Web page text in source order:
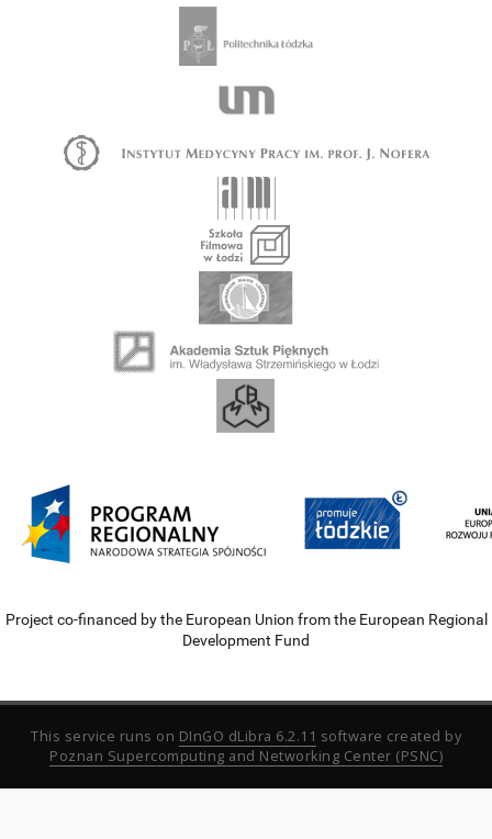
Project co-financed by the European Union from the European Regional
Development Fund
This service runs on DInGO dLibra 6.2.11 software created by
Poznan Supercomputing and Networking Center (PSNC)